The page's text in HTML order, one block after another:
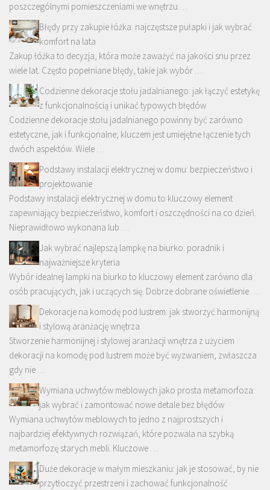
poszczególnymi pomieszczeniami we wnętrzu …
Błędy przy zakupie łóżka: najczęstsze pułapki i jak wybrać
komfort na lata
Zakup łóżka to decyzja, która może zaważyć na jakości snu przez
wiele lat. Często popełniane błędy, takie jak wybór …
Codzienne dekoracje stołu jadalnianego: jak łączyć estetykę
z funkcjonalnością i unikać typowych błędów
Codzienne dekoracje stołu jadalnianego powinny być zarówno
estetyczne, jak i funkcjonalne; kluczem jest umiejętne łączenie tych
dwóch aspektów. Wiele …
Podstawy instalacji elektrycznej w domu: bezpieczeństwo i
projektowanie
Podstawy instalacji elektrycznej w domu to kluczowy element
zapewniający bezpieczeństwo, komfort i oszczędności na co dzień.
Nieprawidłowo wykonana lub …
Jak wybrać najlepszą lampkę na biurko: poradnik i
najważniejsze kryteria
Wybór idealnej lampki na biurko to kluczowy element zarówno dla
osób pracujących, jak i uczących się. Dobrze dobrane oświetlenie …
Dekoracje na komodę pod lustrem: jak stworzyć harmonijną
i stylową aranżację wnętrza
Stworzenie harmonijnej i stylowej aranżacji wnętrza z użyciem
dekoracji na komodę pod lustrem może być wyzwaniem, zwłaszcza
gdy nie …
Wymiana uchwytów meblowych jako prosta metamorfoza:
jak wybrać i zamontować nowe detale bez błędów
Wymiana uchwytów meblowych to jedno z najprostszych i
najbardziej efektywnych rozwiązań, które pozwala na szybką
metamorfozę starych mebli. Kluczowe …
Duże dekoracje w małym mieszkaniu: jak je stosować, by nie
przytłoczyć przestrzeni i zachować funkcjonalność